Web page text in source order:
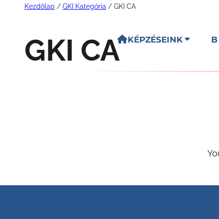
tartalomhoz
KÉPZÉSEINK
Kezdőlap / GKI Kategória / GKI CA
GKI CA